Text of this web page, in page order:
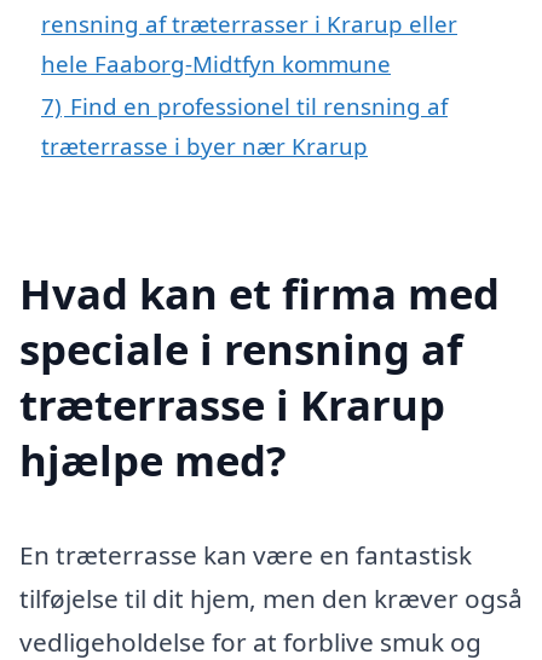
rensning af træterrasser i Krarup eller
hele Faaborg-Midtfyn kommune
7) Find en professionel til rensning af
træterrasse i byer nær Krarup
Hvad kan et firma med
speciale i rensning af
træterrasse i Krarup
hjælpe med?
En træterrasse kan være en fantastisk
tilføjelse til dit hjem, men den kræver også
vedligeholdelse for at forblive smuk og